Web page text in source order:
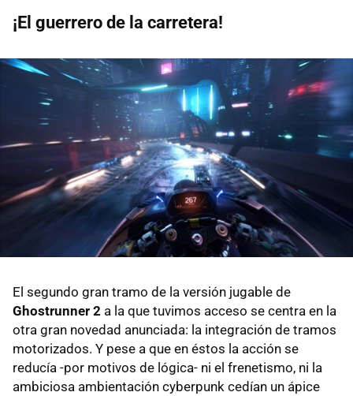
¡El guerrero de la carretera!
El segundo gran tramo de la versión jugable de
Ghostrunner 2 a la que tuvimos acceso se centra en la
otra gran novedad anunciada: la integración de tramos
motorizados. Y pese a que en éstos la acción se
reducía -por motivos de lógica- ni el frenetismo, ni la
ambiciosa ambientación cyberpunk cedían un ápice